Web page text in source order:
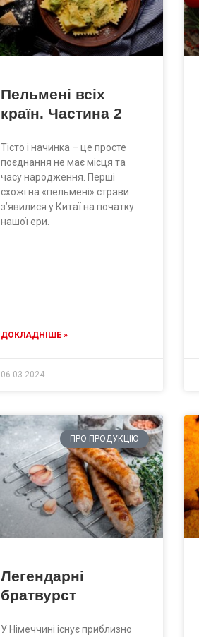
Пельмені всіх
країн. Частина 2
Тісто і начинка – це просте
поєднання не має місця та
часу народження. Перші
схожі на «пельмені» страви
з’явилися у Китаї на початку
нашої ери.
ДОКЛАДНІШЕ »
06.03.2024
ПРО ПРОДУКЦІЮ
Легендарні
братвурст
У Німеччині існує приблизно